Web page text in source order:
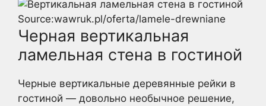
Source:wawruk.pl/oferta/lamele-drewniane
Черная вертикальная
ламельная стена в гостиной
Черные вертикальные деревянные рейки в
гостиной — довольно необычное решение,